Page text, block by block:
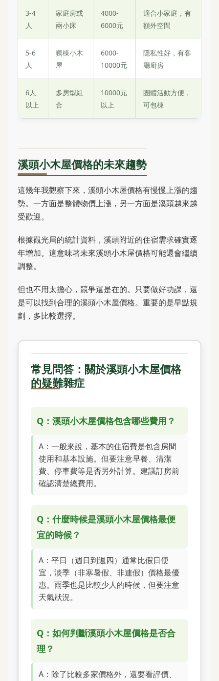
3-4
人
家庭房或
兩小床
4000-
6000元
適合小家庭，有
額外空間
5-6
人
獨棟小木
屋
6000-
10000元
隱私性好，有客
廳廚房
6人
以上
多房型組
合
10000元
以上
團體活動方便，
可包棟
溪頭小木屋價格的未來趨勢
這幾年我觀察下來，溪頭小木屋價格有慢慢上漲的趨
勢。一方面是整體物價上漲，另一方面是溪頭越來越
受歡迎。
根據觀光局的統計資料，溪頭附近的住宿需求確實逐
年增加。這意味著未來溪頭小木屋價格可能還會繼續
調整。
但也不用太擔心，競爭還是在的。只要做好功課，還
是可以找到合理的溪頭小木屋價格。重要的是早點規
劃，多比較選擇。
常見問答：關於溪頭小木屋價格
的疑難雜症
Q：溪頭小木屋價格包含哪些費用？
A：一般來說，基本的住宿費是包含房間
使用和基本設施。但要注意早餐、清潔
費、停車費等是否另外計算。建議訂房前
確認清楚總費用。
Q：什麼時候是溪頭小木屋價格最便
宜的時候？
A：平日（週日到週四）通常比假日便
宜，淡季（非寒暑假、非連假）價格最優
惠。雨季也是比較少人的時候，但要注意
天氣狀況。
Q：如何判斷溪頭小木屋價格是否合
理？
A：除了比較多家價格外，還要看評價、